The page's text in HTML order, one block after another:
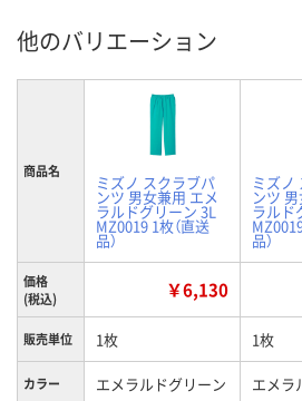
他のバリエーション
商品名
ミズノ スクラブパ
ンツ 男女兼用 エメ
ラルドグリーン 3L
MZ0019 1枚（直送
品）
ミズノ
ンツ
ラルド
品）
価格
(税込)
￥6,130
販売単位 1枚 1枚
カラー エメラルドグリーン エメラ